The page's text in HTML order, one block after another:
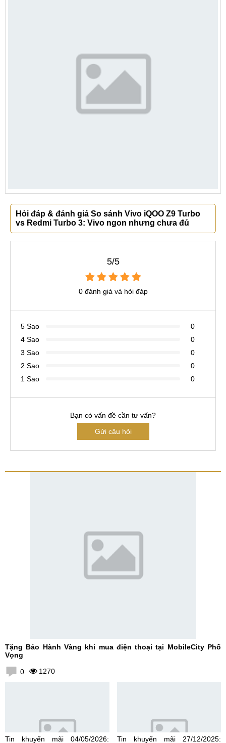
Hỏi đáp & đánh giá So sánh Vivo iQOO Z9 Turbo
vs Redmi Turbo 3: Vivo ngon nhưng chưa đủ
5/5
0 đánh giá và hỏi đáp
5 Sao
0
4 Sao
0
3 Sao
0
2 Sao
0
1 Sao
0
Bạn có vấn đề cần tư vấn?
Gửi câu hỏi
Tặng Bảo Hành Vàng khi mua điện thoại tại MobileCity Phố
Vọng
0 1270
Tin khuyến mãi 04/05/2026:
Tin khuyến mãi 27/12/2025: